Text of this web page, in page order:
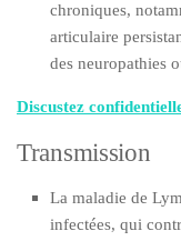
chroniques,
articulaire
des neuropathies
Discustez
Transmission
La maladie de
infectées, qui